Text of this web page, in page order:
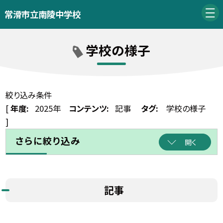
常滑市立南陵中学校
学校の様子
絞り込み条件
[年度: 2025年 コンテンツ: 記事 タグ:
学校の様子
]
さらに絞り込み 開く
記事